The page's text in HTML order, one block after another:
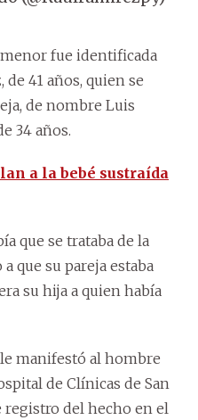
fue identificada
41 años, quien se
de nombre Luis
34 años.
a la bebé sustraída
que se trataba de la
que su pareja estaba
su hija a quien había
manifestó al hombre
de Clínicas de San
del hecho en el